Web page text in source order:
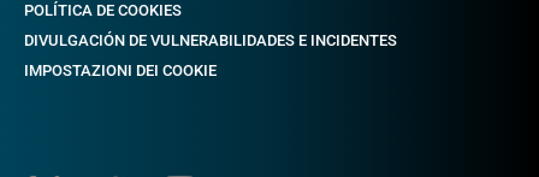
POLÍTICA DE COOKIES
DIVULGACIÓN DE VULNERABILIDADES E INCIDENTES
IMPOSTAZIONI DEI COOKIE